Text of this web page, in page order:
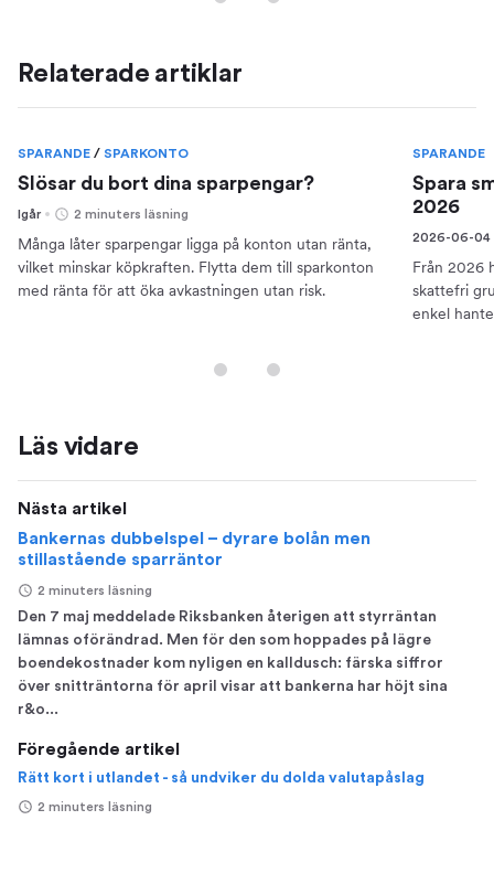
Relaterade artiklar
SPARANDE / SPARKONTO
Slösar du bort dina sparpengar?
Igår 2 minuters läsning
Många låter sparpengar ligga på konton utan ränta,
vilket minskar köpkraften. Flytta dem till sparkonton
med ränta för att öka avkastningen utan risk.
SPARANDE
Spara
2026
2026-06-04
Från 2026
skattefri
enkel
Läs vidare
Nästa artikel
Bankernas dubbelspel – dyrare bolån men
stillastående sparräntor
2 minuters läsning
Den 7 maj meddelade Riksbanken återigen att styrräntan
lämnas oförändrad. Men för den som hoppades på lägre
boendekostnader kom nyligen en kalldusch: färska siffror
över snitträntorna för april visar att bankerna har höjt sina
r&o...
Föregående artikel
Rätt kort i utlandet - så undviker du dolda valutapåslag
2 minuters läsning